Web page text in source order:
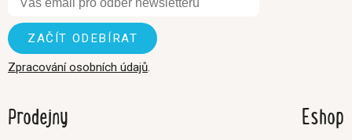
Zpracování osobních údajů.
Prodejny Eshop